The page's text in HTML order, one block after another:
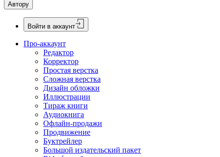
Автору
Войти в аккаунт
Про-аккаунт
Редактор
Корректор
Простая верстка
Сложная верстка
Дизайн обложки
Иллюстрации
Тираж книги
Аудиокнига
Офлайн-продажи
Продвижение
Буктрейлер
Большой издательский пакет